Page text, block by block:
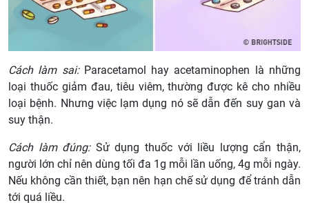
Cách làm sai: Paracetamol hay acetaminophen là những
loại thuốc giảm đau, tiêu viêm, thường được kê cho nhiều
loại bệnh. Nhưng việc lạm dụng nó sẽ dẫn đến suy gan và
suy thận.
Cách làm đúng:Sử dụng thuốc với liều lượng cẩn thận,
người lớn chỉ nên dùng tối đa 1g mỗi lần uống, 4g mỗi ngày.
Nếu không cần thiết, bạn nên hạn chế sử dụng để tránh dẫn
tới quá liều.